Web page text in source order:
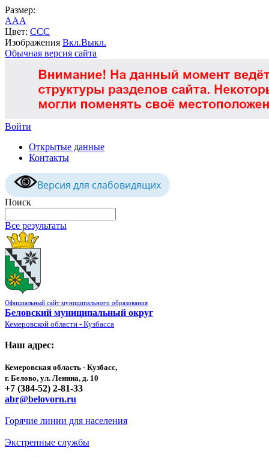
Размер:
AAA
Цвет: CCC
Изображения Вкл.Выкл.
Обычная версия сайта
Войти
Открытые данные
Контакты
Версия для слабовидящих
Поиск
Все результаты
Официальный сайт муниципального образования
Беловский муниципальный округ
Кемеровской области - Кузбасса
Наш адрес:
Кемеровская область - Кузбасс,
г. Белово, ул. Ленина, д. 10
+7 (384-52) 2-81-33
abr@belovorn.ru
Горячие линии для населения
Экстренные службы